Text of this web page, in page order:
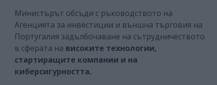
Министърът обсъди с ръководството на
Агенцията за инвестиции и външна търговия на
Португалия задълбочаване на сътрудничеството
в сферата на високите технологии,
стартиращите компании и на
киберсигурността.